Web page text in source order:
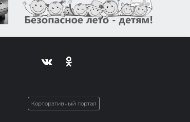
Корпоративный портал